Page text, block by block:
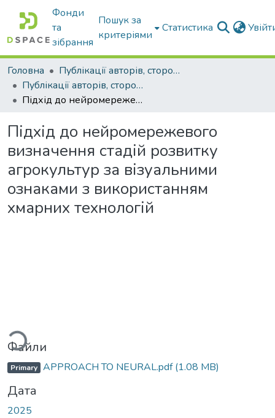
Фонди
та
зібрання
Пошук за
критеріями
Статистика
Головна
Публікації авторів, сторонніх університету
Публікації авторів, сторонніх університету
Підхід до нейромережевого визначення стадій розвитку агрокультур за візуальними ознаками з використанням хмарних технологій
Підхід до нейромережевого
визначення стадій розвитку
агрокультур за візуальними
ознаками з використанням
хмарних технологій
Вантажиться...
Файли
Primary APPROACH TO NEURAL.pdf(1.08 MB)
Дата
2025